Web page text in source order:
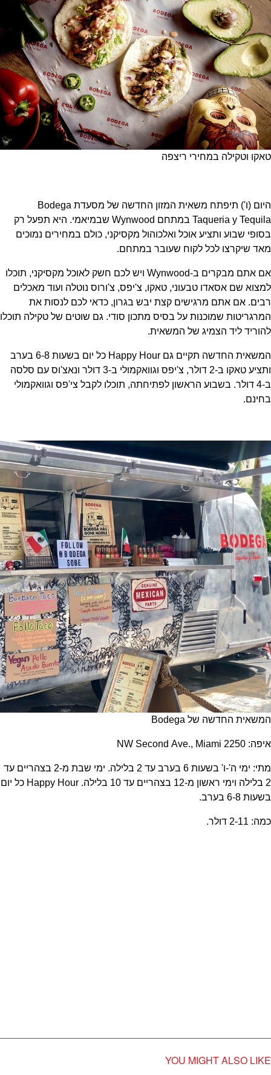
טאקו וטקילה במחירי ריצפה
היום (ו') תיפתח משאית המזון החדשה של מסעדת Bodega
Taqueria y Tequila במתחם Wynwood שבמיאמי. היא תפעל רק
בסופי שבוע ותציע אוכל ואלכוהול מקסיקני, כולם במחירים נמוכים
מאד שיקרצו לכל לקוח שעובר במתחם.
אם אתם מבקרים ב-Wynwood ויש לכם חשק לאוכל מקסיקני, תוכלו
למצוא שם אסאדו טבעוני, טאקו, צ'יפס, צ'ורוס נוטלה ועוד מאכלים
רבים. אם אתם מרגישים קצת יבש בגרון, כדאי לכם לנסות את
המרגריטות שמוכנות על בסיס מתכון סודי. גם שוטים של טקילה תוכלו
להוריד ליד הצמיג של המשאית.
המשאית החדשה תקיים גם Happy Hour כל יום בשעות 6-8 בערב
ותציע טאקו ב-2 דולר, צ'יפס וגוואקמולי ב-3 דולר ונאצ'וס עם סלסה
ב-4 דולר. בשבוע הראשון לפתיחתה, תוכלו לקבל צי'פס וגוואקמולי
בחינם.
המשאית החדשה של Bodega
איפה: 2250 NW Second Ave., Miami
מתי: ימי ה'-ו' בשעות 6 בערב עד 2 בלילה. ימי שבת מ-2 בצהריים עד
2 בלילה וימי ראשון מ-12 בצהריים עד 10 בלילה. Happy Hour כל יום
בשעות 6-8 בערב.
כמה: 2-11 דולר.
YOU MIGHT ALSO LIKE